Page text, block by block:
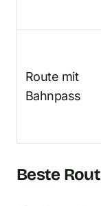
Route mit
Bahnpass
Beste